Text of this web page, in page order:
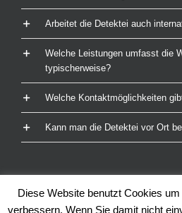
Arbeitet die Detektei auch
Welche Leistungen umfasst die
typischerweise?
Welche Kontaktmöglichkeiten
Kann man die Detektei vor Ort
Diese Website benutzt Cookies
verbessern. Wenn Sie damit nicht